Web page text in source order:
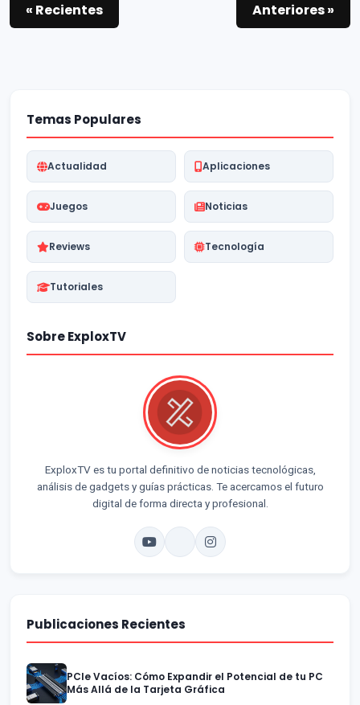
« Recientes Anteriores »
Temas Populares
Actualidad Aplicaciones
Juegos Noticias
Reviews Tecnología
Tutoriales
Sobre ExploxTV
ExploxTV es tu portal definitivo de noticias tecnológicas,
análisis de gadgets y guías prácticas. Te acercamos el futuro
digital de forma directa y profesional.
Publicaciones Recientes
PCIe Vacíos: Cómo Expandir el Potencial de tu PC
Más Allá de la Tarjeta Gráfica